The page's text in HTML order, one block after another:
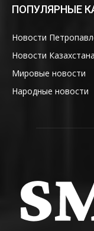
ПОПУЛЯРНЫЕ
Новости
Новости Казахстана
Мировые новости
Народные новости